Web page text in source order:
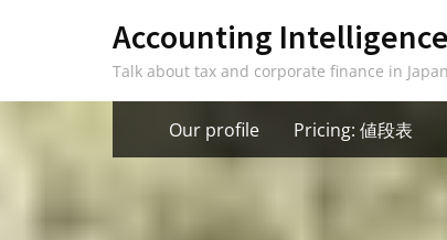
Accounting
Talk about tax and corporate finance in Japan
Our profile Pricing: 値段表